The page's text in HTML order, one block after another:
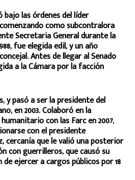
las órdenes del líder
como subcontralora
Secretaria General durante la
fue elegida edil, y un año
Antes de llegar al Senado
a la Cámara por la facción
y pasó a ser la presidente del
en 2003. Colaboró en la
con las Farc en 2007,
con el presidente
cercanía que le valió una posterior
con guerrilleros, que causó su
ejercer a cargos públicos por 18